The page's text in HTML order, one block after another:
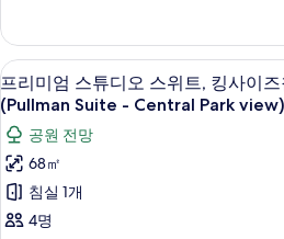
기
사
이
즈
침
대
1
개,
공
티
브
스
위
트,
킹
사
이
즈
침
프
리
미
엄
스
튜
프
16
프리미엄 스튜디오 스위트, 킹사이
(Pullman Suite - Central Park view)
공원 전망
68㎡
침실 1개
4명